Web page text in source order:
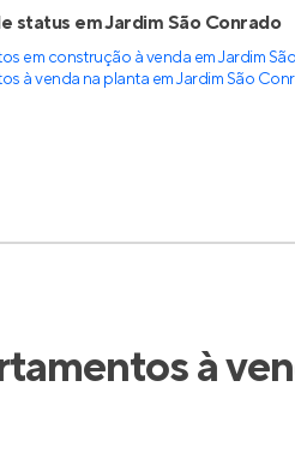
status em Jardim São Conrado
em construção à venda em Jardim
à venda na planta em Jardim São
à